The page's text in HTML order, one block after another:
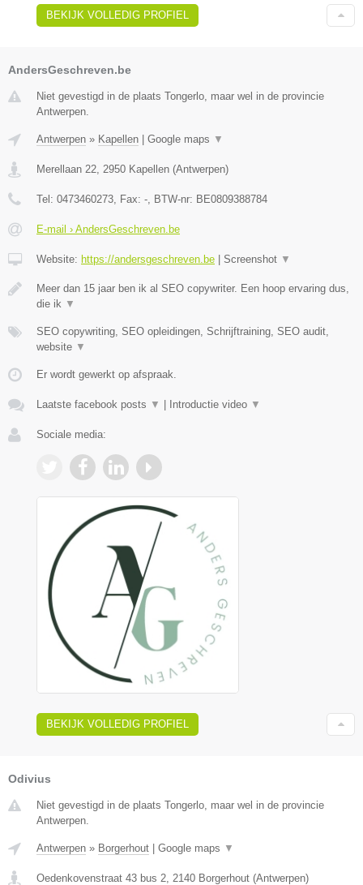
BEKIJK VOLLEDIG PROFIEL
AndersGeschreven.be
Niet gevestigd in de plaats Tongerlo, maar wel in de provincie
Antwerpen.
Antwerpen » Kapellen | Google maps ▼
Merellaan 22 2950 Kapellen (Antwerpen)
Tel: 0473460273 , Fax: - , BTW-nr: BE0809388784
E-mail › AndersGeschreven.be
Website: https://andersgeschreven.be | Screenshot ▼
Meer dan 15 jaar ben ik al SEO copywriter. Een hoop ervaring dus,
die ik ▼
SEO copywriting, SEO opleidingen, Schrijftraining, SEO audit,
website ▼
Er wordt gewerkt op afspraak.
Laatste facebook posts ▼ | Introductie video ▼
Sociale media:
BEKIJK VOLLEDIG PROFIEL
Odivius
Niet gevestigd in de plaats Tongerlo, maar wel in de provincie
Antwerpen.
Antwerpen » Borgerhout | Google maps ▼
Oedenkovenstraat 43 bus 2 2140 Borgerhout (Antwerpen)